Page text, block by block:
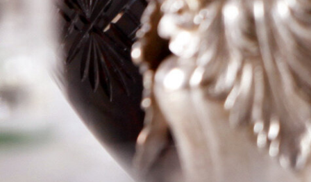
Producent Domaine Verhaeghe
Årgång 2006
Land Frankrike
Område Cahors
Färg Rött
75cl